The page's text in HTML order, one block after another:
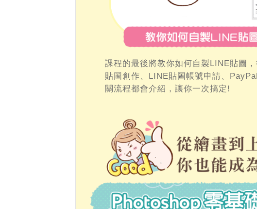
課程的最後將教你如何自製LINE貼圖
貼圖創作、LINE貼圖帳號申請、
關流程都會介紹，讓你一次搞定!